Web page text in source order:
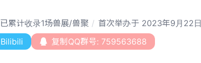
已累计收录1场兽展/兽聚 首次举办于 2023年9月22日
Bilibili 复制QQ群号: 759563688